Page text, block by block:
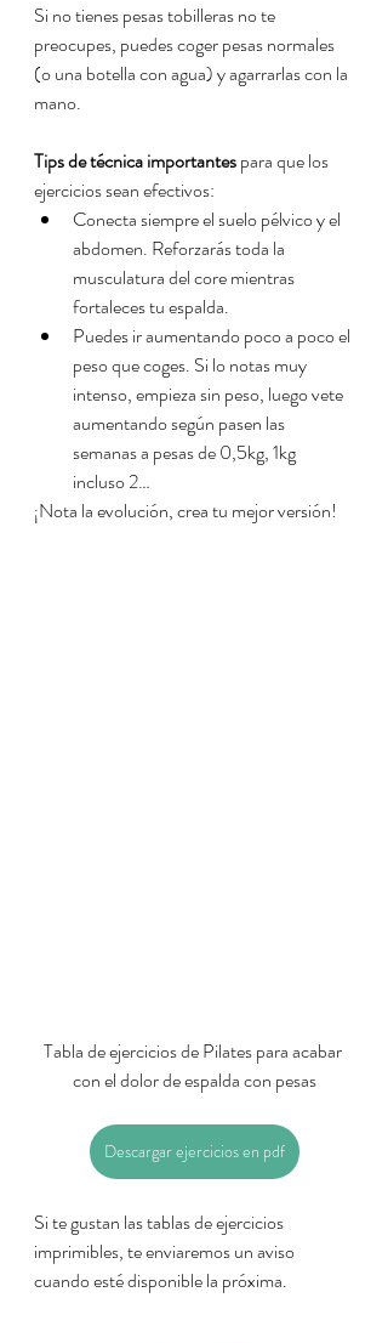
Si no tienes pesas tobilleras no te
preocupes, puedes coger pesas normales
(o una botella con agua) y agarrarlas con la
mano.
Tips de técnica importantes para que los
ejercicios sean efectivos:
Conecta siempre el suelo pélvico y el
abdomen. Reforzarás toda la
musculatura del core mientras
fortaleces tu espalda.
Puedes ir aumentando poco a poco el
peso que coges. Si lo notas muy
intenso, empieza sin peso, luego vete
aumentando según pasen las
semanas a pesas de 0,5kg, 1kg
incluso 2…
¡Nota la evolución, crea tu mejor versión!
Tabla de ejercicios de Pilates para acabar
con el dolor de espalda con pesas
Descargar ejercicios en pdf
Si te gustan las tablas de ejercicios
imprimibles, te enviaremos un aviso
cuando esté disponible la próxima.